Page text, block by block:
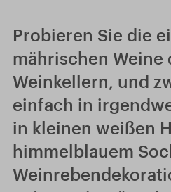
Probieren Sie die
mährischen Weine
Weinkellern, und
einfach in
in kleinen weißen
himmelblauem